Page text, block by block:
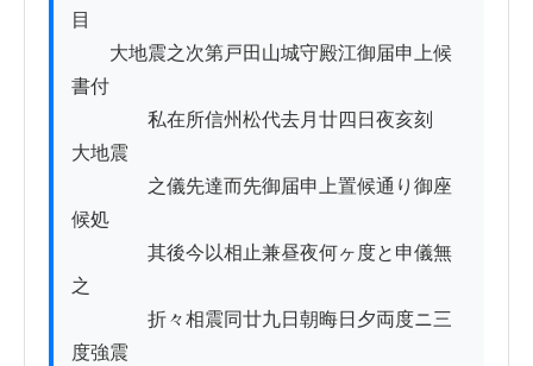
目
大地震之次第戸田山城守殿江御届申上候
書付
私在所信州松代去月廿四日夜亥刻ゟ
大地震
之儀先達而先御届申上置候通り御座
候処
其後今以相止兼昼夜何ヶ度と申儀無
之
折々相震同廿九日朝晦日夕両度ニ三
度強震